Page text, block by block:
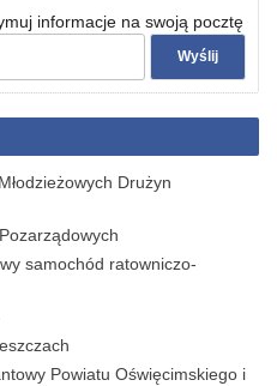
informacje na swoją pocztę
Drużyn
samochód ratowniczo-
Powiatu Oświęcimskiego i